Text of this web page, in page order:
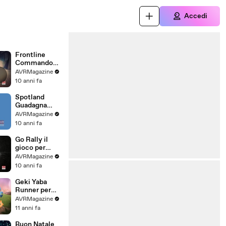
Accedi
Frontline
Commando
Rivals il gioco
per iOS e
AVRMagazine
.com
AVRMagazine
10 anni fa
Spotland
Guadagna
Guardando
pubblicità su
-
AVRMagazine
.com
AVRMagazine
10 anni fa
Go Rally il
gioco per
Apple TV -
AVRMagazine
AVRMagazine
10 anni fa
Geki Yaba
Runner per
iPhone iPad e
Android-
.com
AVRMagazine
11 anni fa